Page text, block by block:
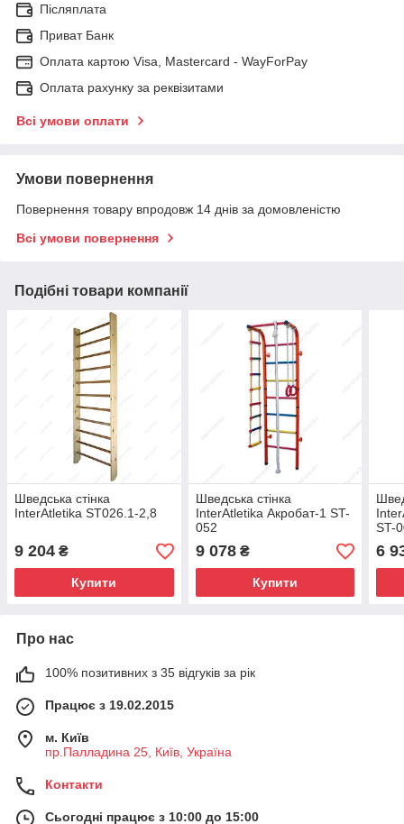
Післяплата
Приват Банк
Оплата картою Visa, Mastercard - WayForPay
Оплата рахунку за реквізитами
Всі умови оплати
Умови повернення
Повернення товару впродовж 14 днів за домовленістю
Всі умови повернення
Подібні товари компанії
Шведська стінка
InterAtletika ST026.1-2,8
9 204 ₴
Купити
Шведська стінка
InterAtletika Акробат-1 ST-
052
9 078₴
Купити
ST-
6
Про нас
100% позитивних з 35 відгуків за рік
Працює з 19.02.2015
м. Київ
пр.Палладина 25, Київ, Україна
Контакти
Сьогодні працює з 10:00 до 15:00